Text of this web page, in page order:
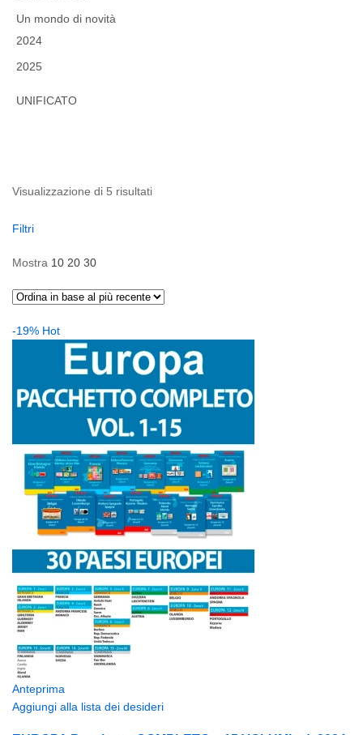
Un mondo di novità
2024
2025
UNIFICATO
Visualizzazione di 5 risultatiOrdina
Filtri
Mostra 10 20 30
-19% Hot
Anteprima
Aggiungi alla lista dei desideri